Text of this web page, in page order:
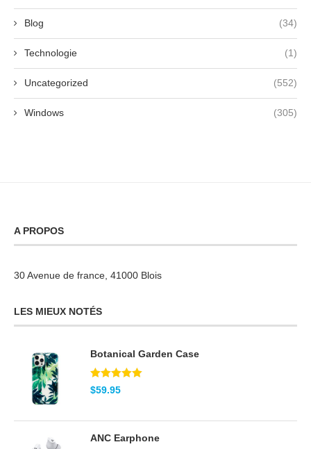
Blog (34)
Technologie (1)
Uncategorized (552)
Windows (305)
A PROPOS
30 Avenue de france, 41000 Blois
LES MIEUX NOTÉS
Botanical Garden Case
Note5.00
sur 5
$59.95
ANC Earphone